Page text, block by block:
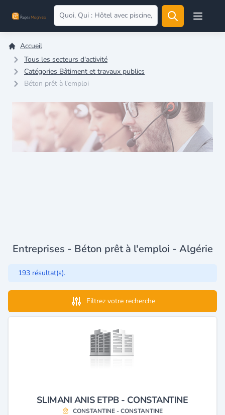
Open
Accueil
Tous les secteurs d'activité
Catégories Bâtiment et travaux publics
Béton prêt à l'emploi
Entreprises - Béton prêt à l'emploi - Algérie
193 résultat(s).
Filtrez votre recherche
SLIMANI ANIS ETPB - CONSTANTINE
CONSTANTINE - CONSTANTINE